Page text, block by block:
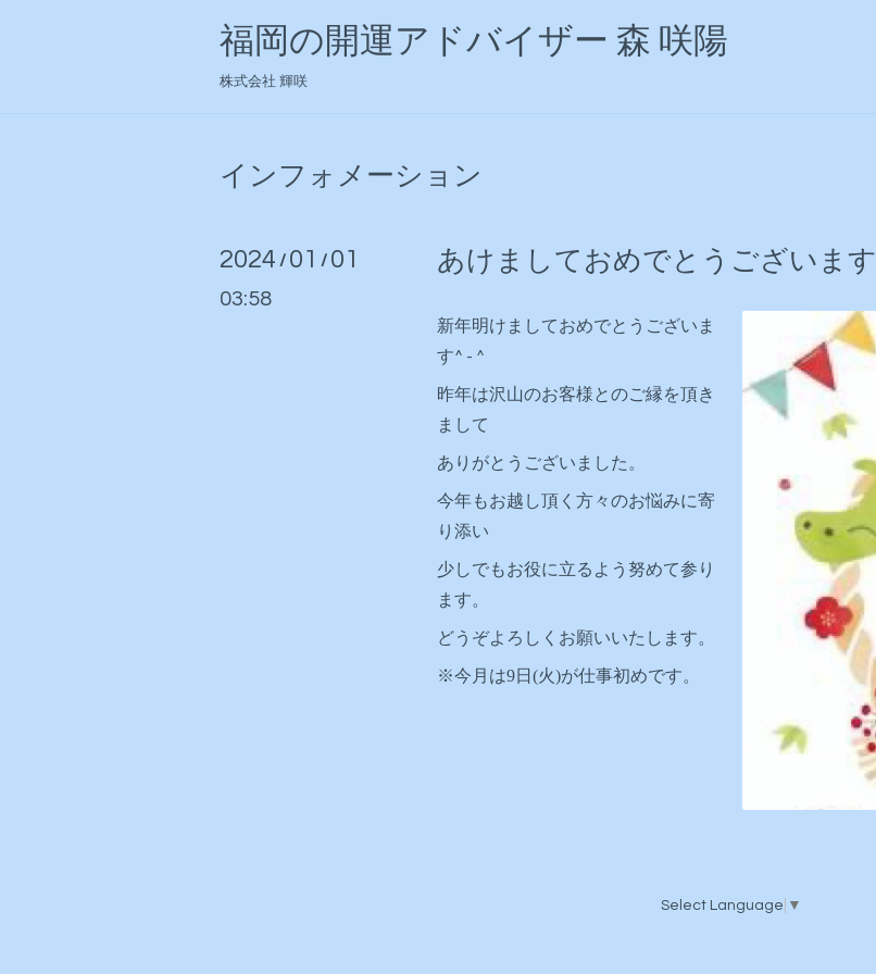
福岡の開運アドバイザー 森 咲陽
株式会社 輝咲
インフォメーション
2024 / 01 / 01
03:58
あけましておめでとうございます
新年明けましておめでとうございま
す^ - ^
昨年は沢山のお客様とのご縁を頂き
まして
ありがとうございました。
今年もお越し頂く方々のお悩みに寄
り添い
少しでもお役に立るよう努めて参り
ます。
どうぞよろしくお願いいたします。
※今月は9日(火)が仕事初めです。
Select Language ▼